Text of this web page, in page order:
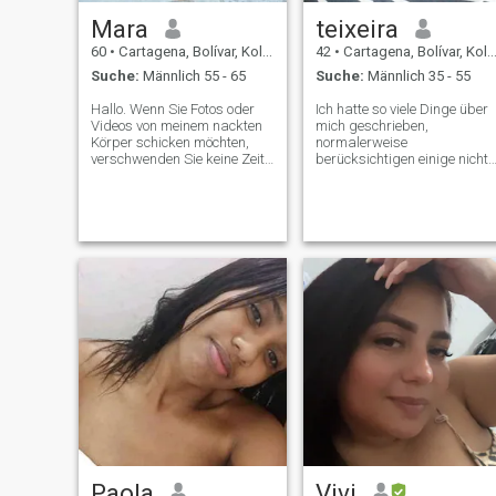
Mara
60 • Cartagena, Bolívar, Kolumbien
Suche: Männlich 55 - 65
Hallo. Wenn Sie Fotos oder
Videos von meinem nackten
Körper schicken möchten,
verschwenden Sie keine Zeit
dass ich skype NICHT habe.
Wenn Sie viel jünger sind als
ich, bin ich nicht interessiert.
Ich sage Ihnen, dass ich eine
professionelle Frau bin, die
viel Liebe und Liebe zu ihrem
Partner hat, ich koche gerne,
Reise, ich mag das Meer und
die Berge.\NIch hoffe, dass
Ihr Profil auch Fotos hat,
Nicht zu alt bitte. Ich glaube
an Gott, den Vater, Gott den
Sohn und den Heiligen Geist.
teixeira
42 • Cartagena, Bolívar, Kolumbien
Suche: Männlich 35 - 55
Ich hatte so viele Dinge über
mich geschrieben,
normalerweise
berücksichtigen einige nicht,
eigene Schlüsse zu ziehen,
ob es dir in deinem Leben
passt oder nicht. So einfach!!
Vielen Dank für Ihre Lektüre